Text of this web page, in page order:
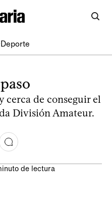
Deporte
cerca de conseguir el
División Amateur.
de lectura